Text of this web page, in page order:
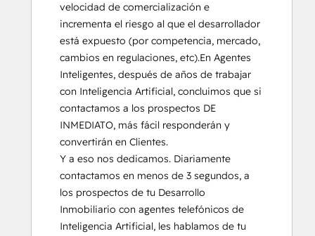
velocidad de comercialización e
incrementa el riesgo al que el desarrollador
está expuesto (por competencia, mercado,
cambios en regulaciones, etc).En Agentes
Inteligentes, después de años de trabajar
con Inteligencia Artificial, concluimos que si
contactamos a los prospectos DE
INMEDIATO, más fácil responderán y
convertirán en Clientes.
Y a eso nos dedicamos. Diariamente
contactamos en menos de 3 segundos, a
los prospectos de tu Desarrollo
Inmobiliario con agentes telefónicos de
Inteligencia Artificial, les hablamos de tu